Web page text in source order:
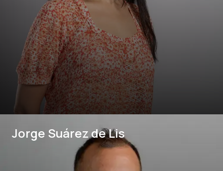
Jorge Suárez de Lis